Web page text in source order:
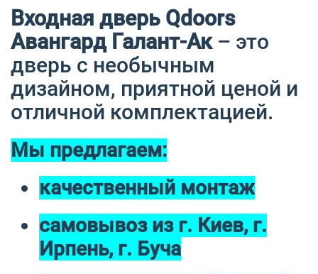
Входная дверь Qdoors
Авангард Галант-Ак– это
дверь с необычным
дизайном, приятной ценой и
отличной комплектацией.
Мы предлагаем:
качественный монтаж
самовывоз из г. Киев, г.
Ирпень, г. Буча